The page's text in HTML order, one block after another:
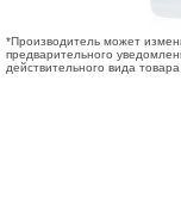
*Производитель может
предварительного
действительного вида товара